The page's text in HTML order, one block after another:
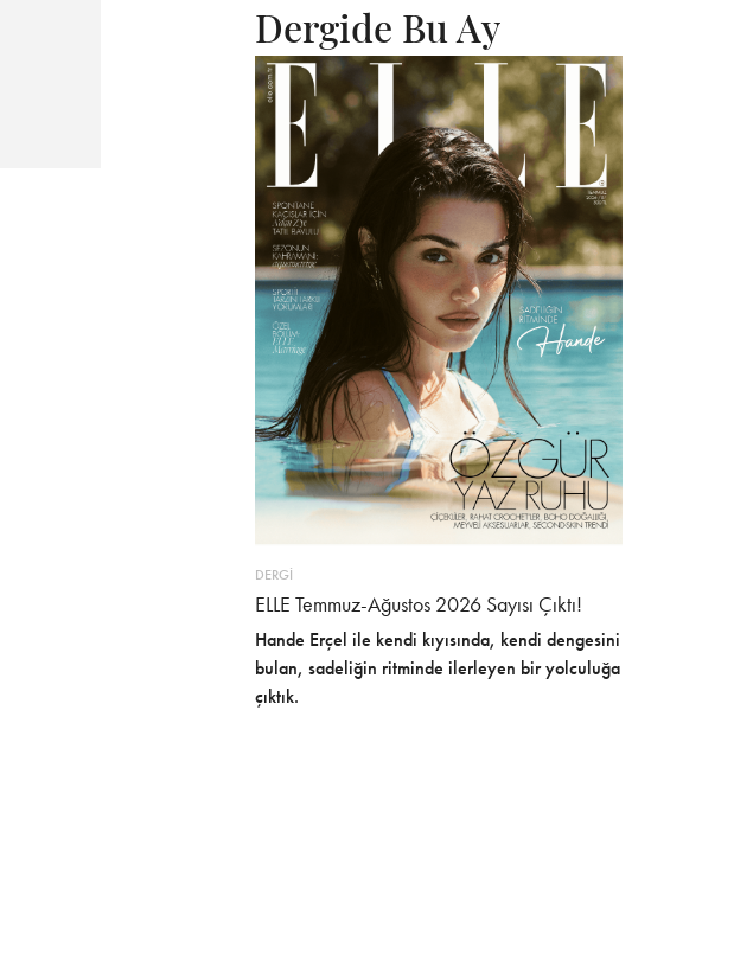
Dergide Bu Ay
DERGİ
ELLE Temmuz-Ağustos 2026 Sayısı Çıktı!
Hande Erçel ile kendi kıyısında, kendi dengesini
bulan, sadeliğin ritminde ilerleyen bir yolculuğa
çıktık.